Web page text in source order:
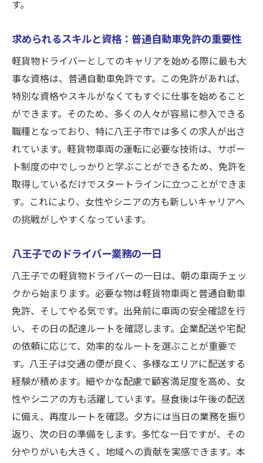
配送業務で成長するためのヒント
やる気があれば安心！未経験者でも始められる
八王子のドライバー業務
未経験者歓迎の理由とサポート内容
成長を支える研修制度
やる気を活かすための職場環境
コミュニケーションスキルの重要性
失敗を恐れないチャレンジ精神
未経験からプロドライバーへ成長する道
女性やシニアが安心して働ける八王子の職場環
境
職場環境の整備とその背景
多様性を尊重する社風
安心して働けるための福利厚生
メンタルサポート体制の充実
チームワークを重視した職場
安心してキャリアを積むための取り組み
弊社HPで詳しく確認！八王子の軽貨物ドライバ
ー募集情報
募集情報の詳細と応募方法
最新の求人情報をチェックする方法
応募に必要な条件と書類
す。
求められるスキルと資格：普通自動車免許の重要性
軽貨物ドライバーとしてのキャリアを始める際に最も大
事な資格は、普通自動車免許です。この免許があれば、
特別な資格やスキルがなくてもすぐに仕事を始めること
ができます。そのため、多くの人々が容易に参入できる
職種となっており、特に八王子市では多くの求人が出さ
れています。軽貨物車両の運転に必要な技術は、サポー
ト制度の中でしっかりと学ぶことができるため、免許を
取得しているだけでスタートラインに立つことができま
す。これにより、女性やシニアの方も新しいキャリアへ
の挑戦がしやすくなっています。
八王子でのドライバー業務の一日
八王子での軽貨物ドライバーの一日は、朝の車両チェッ
クから始まります。必要な物は軽貨物車両と普通自動車
免許、そしてやる気です。出発前に車両の安全確認を行
い、その日の配達ルートを確認します。企業配送や宅配
の依頼に応じて、効率的なルートを選ぶことが重要で
す。八王子は交通の便が良く、多様なエリアに配送する
経験が積めます。細やかな配慮で顧客満足度を高め、女
性やシニアの方も活躍しています。昼食後は午後の配送
に備え、再度ルートを確認。夕方には当日の業務を振り
返り、次の日の準備をします。多忙な一日ですが、その
分やりがいも大きく、地域への貢献を実感できます。本